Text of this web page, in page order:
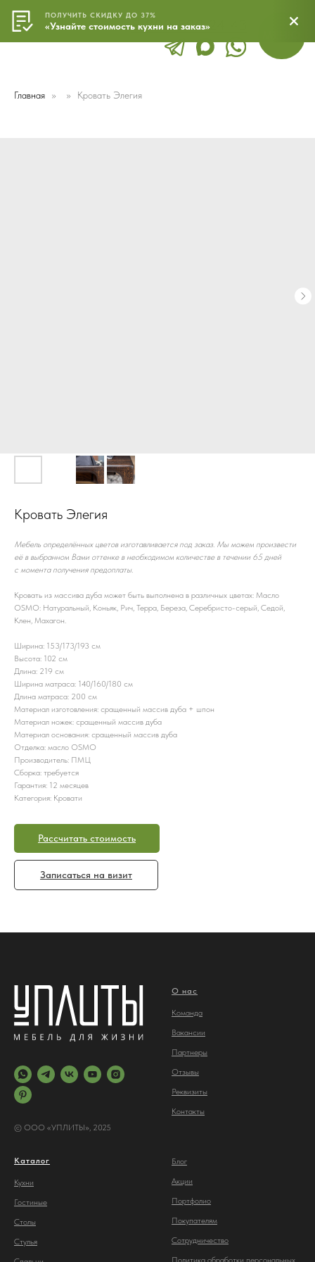
МЕНЮ
8 800 500 24 43
Главная Кровать Элегия
Кровать Элегия
Мебель определённых цветов изготавливается под заказ. Мы можем произвести
её в выбранном Вами оттенке в необходимом количестве в течении 65 дней
с момента получения предоплаты.
Кровать из массива дуба может быть выполнена в различных цветах: Масло
OSMO: Натуральный, Коньяк, Рич, Терра, Береза, Серебристо-серый, Седой,
Клен, Махагон.
Ширина: 153/173/193 см
Высота: 102 см
Длина: 219 см
Ширина матраса: 140/160/180 см
Длина матраса: 200 см
Материал изготовления: сращенный массив дуба + шпон
Материал ножек: сращенный массив дуба
Материал основания: сращенный массив дуба
Отделка: масло OSMO
Производитель: ПМЦ
Сборка: требуется
Гарантия: 12 месяцев
Категория: Кровати
Рассчитать стоимость
Записаться на визит
© ООО «УПЛИТЫ», 2025
О нас
Команда
Вакансии
Партнеры
Отзывы
Реквизиты
Контакты
Каталог
Кухни
Гостиные
Столы
Стулья
Блог
Акции
Портфолио
Покупателям
Сотрудничество
Политика обработки персональных
ПОЛУЧИТЬ СКИДКУ ДО 37%
«Узнайте стоимость кухни на заказ»